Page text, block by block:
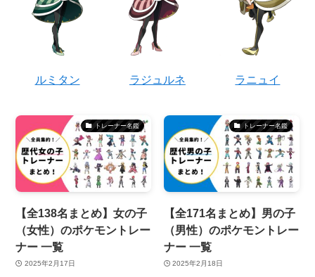
ルミタン ラジュルネ ラニュイ
トレーナー名鑑
【全138名まとめ】女の子
（女性）のポケモントレー
ナー 一覧
2025年2月17日
トレーナー名鑑
【全171名まとめ】男の子
（男性）のポケモントレー
ナー 一覧
2025年2月18日